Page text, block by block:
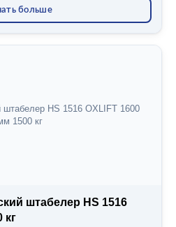
все (11)
больше
штабелер HS 1516 OXLIFT 1600
1500 кг
штабелер HS 1516
кг